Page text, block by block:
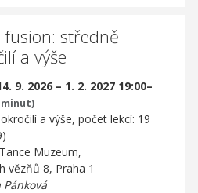
středně
a výše
9. 2026 – 1. 2. 2027 19:00–
minut)
a výše, počet lekcí: 19
Muzeum,
vězňů 8, Praha 1
Pánková